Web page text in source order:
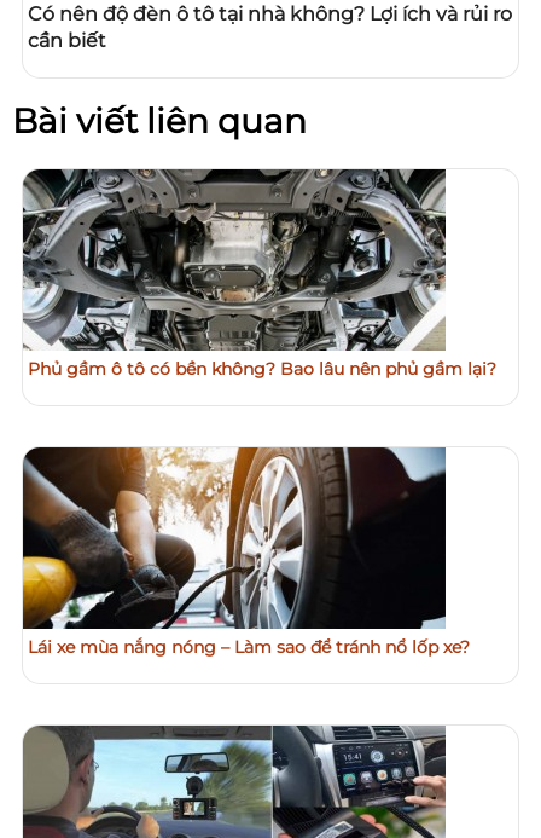
Có nên độ đèn ô tô tại nhà không? Lợi ích và rủi ro
cần biết
Bài viết liên quan
Phủ gầm ô tô có bền không? Bao lâu nên phủ gầm lại?
Lái xe mùa nắng nóng – Làm sao để tránh nổ lốp xe?